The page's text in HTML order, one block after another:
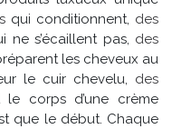
qui conditionnent, des
ne s’écaillent pas, des
les cheveux au
le cuir chevelu, des
corps d’une crème
que le début. Chaque